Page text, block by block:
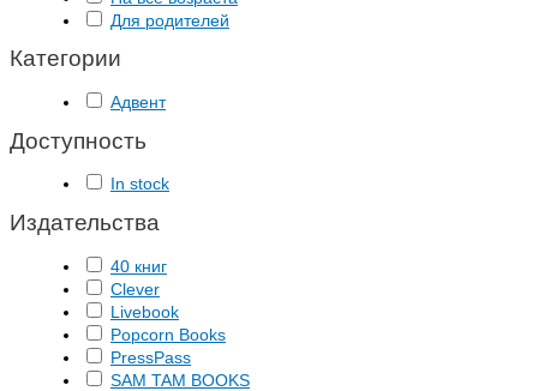
Для родителей
Категории
Адвент
Доступность
In stock
Издательства
40 книг
Clever
Livebook
Popcorn Books
PressPass
SAM TAM BOOKS